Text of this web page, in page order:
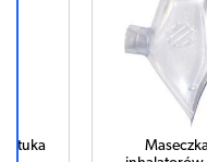
do
Zestaw